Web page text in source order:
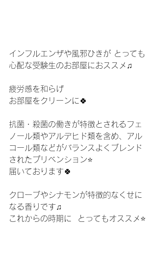
インフルエンザや風邪ひきが とっても
心配な受験生のお部屋におススメ♫
疲労感を和らげ
お部屋をクリーンに🍀
抗菌・殺菌の働きが特徴とされるフェ
ノール類やアルデヒド類を含め、アル
コール類などがバランスよくブレンド
されたプリベンション⭐️
届いております🍀
クローブやシナモンが特徴的なくせに
なる香りです♫
これからの時期に  とってもオススメ⭐️